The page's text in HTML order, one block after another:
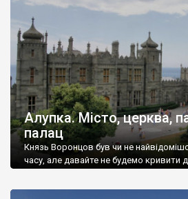
Алупка. Місто, церква,
палац
Князь Воронцов був чи не
часу, але давайте не будемо кривити